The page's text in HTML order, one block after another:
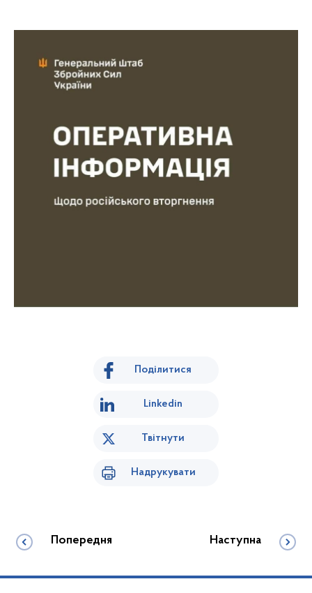
Поділитися
Linkedin
Твітнути
Надрукувати
Попередня Наступна